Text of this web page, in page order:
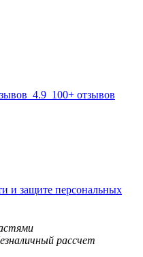
4.9 100+ отзывов
и защите персональных